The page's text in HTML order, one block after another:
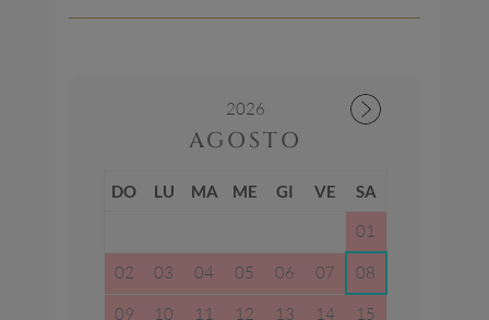
2026
AGOSTO
DO LU MA ME GI VE SA
01
02
03 04 05 06 07
08
09
10 11 12 13 14
15